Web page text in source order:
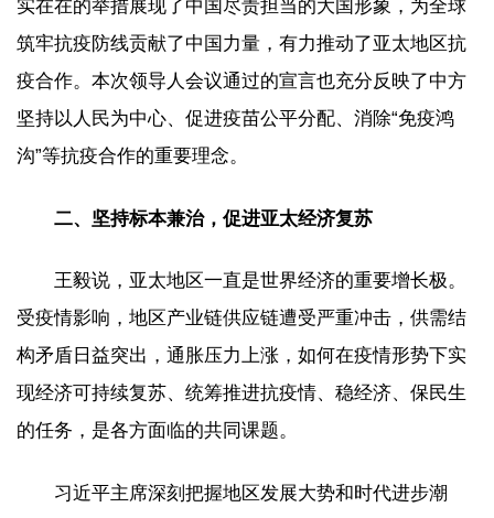
实在在的举措展现了中国尽责担当的大国形象，为全球
筑牢抗疫防线贡献了中国力量，有力推动了亚太地区抗
疫合作。本次领导人会议通过的宣言也充分反映了中方
坚持以人民为中心、促进疫苗公平分配、消除“免疫鸿
沟”等抗疫合作的重要理念。
二、坚持标本兼治，促进亚太经济复苏
王毅说，亚太地区一直是世界经济的重要增长极。
受疫情影响，地区产业链供应链遭受严重冲击，供需结
构矛盾日益突出，通胀压力上涨，如何在疫情形势下实
现经济可持续复苏、统筹推进抗疫情、稳经济、保民生
的任务，是各方面临的共同课题。
习近平主席深刻把握地区发展大势和时代进步潮